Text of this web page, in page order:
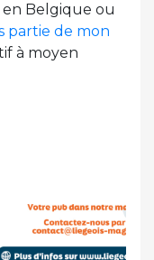
en Belgique ou
partie de mon
à moyen